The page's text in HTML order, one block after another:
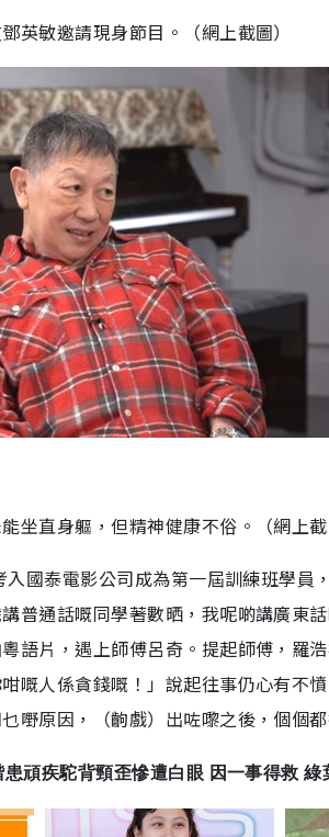
英敏邀請現身節目。（網上截圖）
坐直身軀，但精神健康不俗。（網上截
國泰電影公司成為第一屆訓練班學員
普通話嘅同學著數晒，我呢啲講廣東
語片，遇上師傅呂奇。提起師傅，羅
嘅人係貪錢嘅！」說起往事仍心有不
嘢原因，（齣戲）出咗嚟之後，個個
患頑疾駝背頸歪慘遭白眼 因一事得救 綠